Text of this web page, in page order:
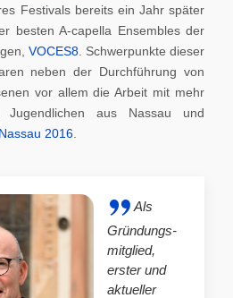
Festivals bereits ein Jahr später
besten A-capella Ensembles der
VOCES8. Schwerpunkte dieser
neben der Durchführung von
vor allem die Arbeit mit mehr
aus Nassau und
2016
Als
Gründungs-
mitglied,
erster und
aktueller